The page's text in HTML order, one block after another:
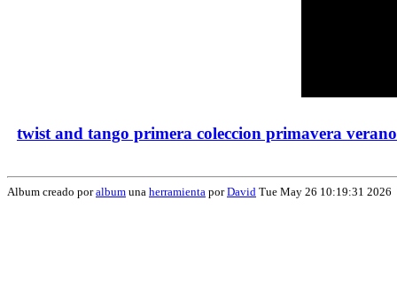
twist and tango primera coleccion primavera
Album creado poralbum una herramienta porDavid Tue May 26 10:19:31 2026